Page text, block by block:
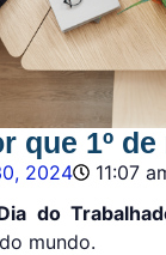
que 1º
2024 11:07
do
mundo.